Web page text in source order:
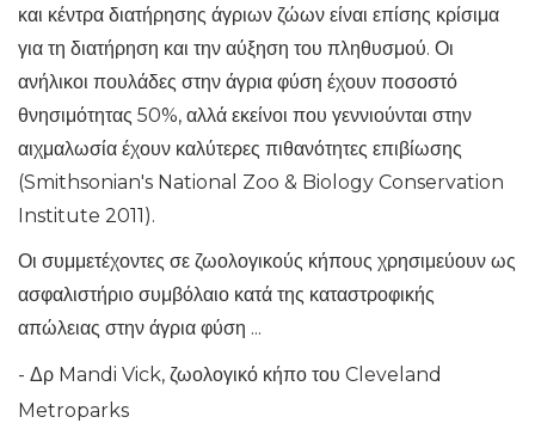
και κέντρα διατήρησης άγριων ζώων είναι επίσης κρίσιμα
για τη διατήρηση και την αύξηση του πληθυσμού. Οι
ανήλικοι πουλάδες στην άγρια ​​φύση έχουν ποσοστό
θνησιμότητας 50%, αλλά εκείνοι που γεννιούνται στην
αιχμαλωσία έχουν καλύτερες πιθανότητες επιβίωσης
(Smithsonian's National Zoo & Biology Conservation
Institute 2011).
Οι συμμετέχοντες σε ζωολογικούς κήπους χρησιμεύουν ως
ασφαλιστήριο συμβόλαιο κατά της καταστροφικής
απώλειας στην άγρια ​​φύση ...
- Δρ Mandi Vick, ζωολογικό κήπο του Cleveland
Metroparks